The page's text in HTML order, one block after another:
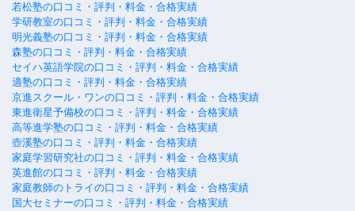
若松塾の口コミ・評判・料金・合格実績
学研教室の口コミ・評判・料金・合格実績
明光義塾の口コミ・評判・料金・合格実績
森塾の口コミ・評判・料金・合格実績
セイハ英語学院の口コミ・評判・料金・合格実績
適塾の口コミ・評判・料金・合格実績
京進スクール・ワンの口コミ・評判・料金・合格実績
東進衛星予備校の口コミ・評判・料金・合格実績
高等進学塾の口コミ・評判・料金・合格実績
壺溪塾の口コミ・評判・料金・合格実績
家庭学習研究社の口コミ・評判・料金・合格実績
英進館の口コミ・評判・料金・合格実績
家庭教師のトライの口コミ・評判・料金・合格実績
国大セミナーの口コミ・評判・料金・合格実績